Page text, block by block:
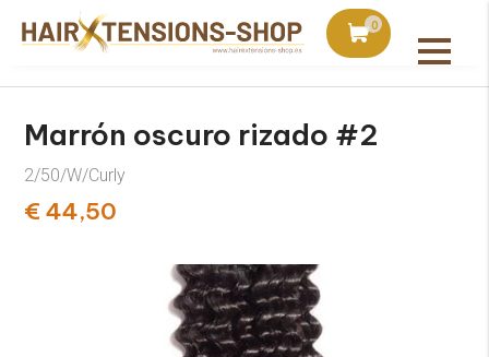
0
con pedidos superiores a 75€ Pedido hoy, enviado
Todos los productos
Marrón oscuro rizado #2
2/50/W/Curly
€ 44,50